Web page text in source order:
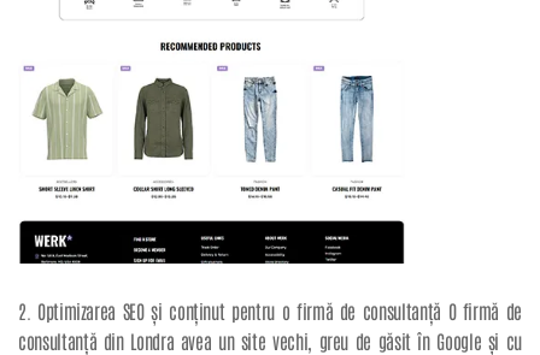
2. Optimizarea SEO și conținut pentru o firmă de consultanță O firmă de
consultanță din Londra avea un site vechi, greu de găsit în Google și cu